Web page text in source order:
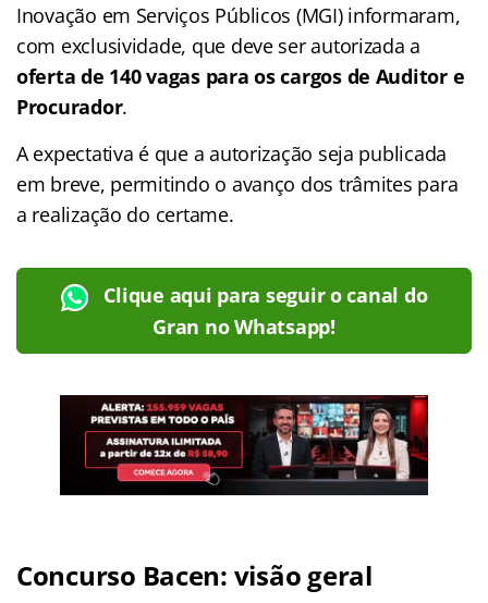
Inovação em Serviços Públicos (MGI) informaram,
com exclusividade, que deve ser autorizada a
oferta de 140 vagas para os cargos de Auditor e
Procurador.
A expectativa é que a autorização seja publicada
em breve, permitindo o avanço dos trâmites para
a realização do certame.
Clique aqui para seguir o canal do
Gran no Whatsapp!
Concurso Bacen: visão geral